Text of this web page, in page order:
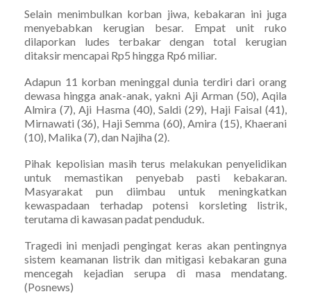
Selain menimbulkan korban jiwa, kebakaran ini juga
menyebabkan kerugian besar. Empat unit ruko
dilaporkan ludes terbakar dengan total kerugian
ditaksir mencapai Rp5 hingga Rp6 miliar.
Adapun 11 korban meninggal dunia terdiri dari orang
dewasa hingga anak-anak, yakni Aji Arman (50), Aqila
Almira (7), Aji Hasma (40), Saldi (29), Haji Faisal (41),
Mirnawati (36), Haji Semma (60), Amira (15), Khaerani
(10), Malika (7), dan Najiha (2).
Pihak kepolisian masih terus melakukan penyelidikan
untuk memastikan penyebab pasti kebakaran.
Masyarakat pun diimbau untuk meningkatkan
kewaspadaan terhadap potensi korsleting listrik,
terutama di kawasan padat penduduk.
Tragedi ini menjadi pengingat keras akan pentingnya
sistem keamanan listrik dan mitigasi kebakaran guna
mencegah kejadian serupa di masa mendatang.
(Posnews)